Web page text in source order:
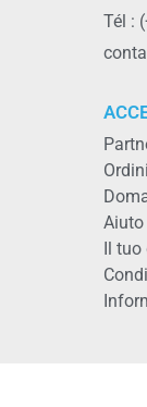
Tél :
Aiuto
Il tuo